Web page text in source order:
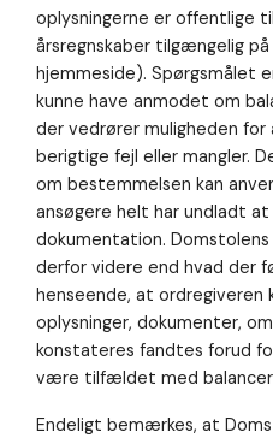
oplysningerne er offentlige
årsregnskaber tilgængelig
hjemmeside). Spørgsmålet
kunne have anmodet om
der vedrører muligheden
berigtige fejl eller mangler.
om bestemmelsen kan
ansøgere helt har undladt
dokumentation. Domstolens
derfor videre end hvad der
henseende, at ordregiveren
oplysninger, dokumenter,
konstateres fandtes forud
være tilfældet med balancer,
Endeligt bemærkes, at